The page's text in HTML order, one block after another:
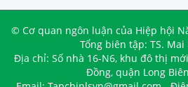
© Cơ quan ngôn luận của Hiệp hội
Tổng biên tập: TS. Mai
Địa chỉ: Số nhà 16-N6, khu đô thị
Đồng, quận Long